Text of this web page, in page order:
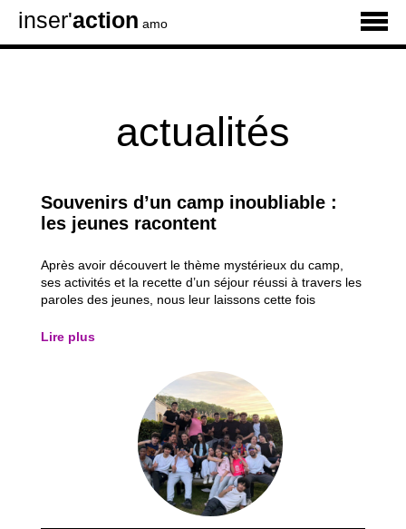
inser'action amo
actualités
Souvenirs d’un camp inoubliable :
les jeunes racontent
Après avoir découvert le thème mystérieux du camp,
ses activités et la recette d’un séjour réussi à travers les
paroles des jeunes, nous leur laissons cette fois
participants, découvrez les moments qui les ont le plus
Lire plus